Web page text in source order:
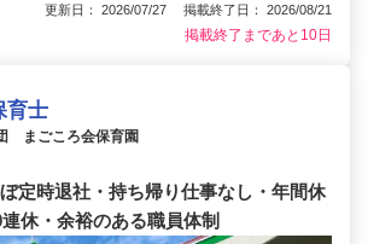
更新日： 2026/07/27 掲載終了日： 2026/08/21
掲載終了まであと10日
育士
まごころ会保育園
定時退社・持ち帰り仕事なし・年間休
休・余裕のある職員体制